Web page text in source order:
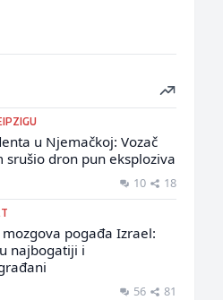
u Njemačkoj: Vozač
srušio dron pun eksploziva
10 18
pogađa Izrael:
najbogatiji i
56 81